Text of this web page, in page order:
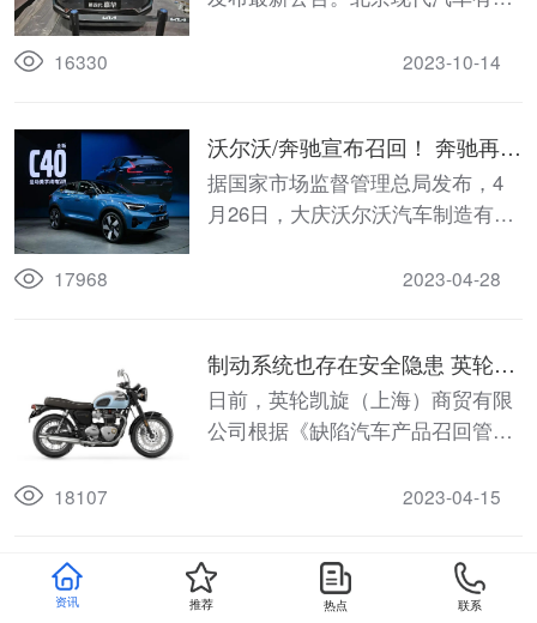
条例》和《缺陷汽车产品召回管理
16330 2023-10-14
沃尔沃/奔驰宣布召回！ 奔驰再扩
大召回40317辆进口GLE SUV和
GLS SUV汽车
据国家市场监督管理总局发布，4
月26日，大庆沃尔沃汽车制造有限
根据《缺陷汽车产品召回管理条
监督管理总局备案了召回计划，决
定自即日起召回以下车辆，共计
2158辆。
17968 2023-04-28
制动系统也存在安全隐患 英轮凯
旋（上海）召回214辆进口
BONNEVILLE T120型摩托车
日前，英轮凯旋（上海）商贸有限
公司根据《缺陷汽车产品召回管理
条例实施办法》的要求，向国家市
18107 2023-04-15
制动系统存在安全隐患 五羊-本田
摩托（广州）有限公司召回
日前，五羊-本田摩托（广州）有限
资讯 推荐 热点 联系